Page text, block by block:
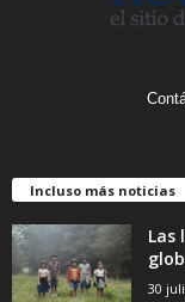
Incluso más noticias
Las
30